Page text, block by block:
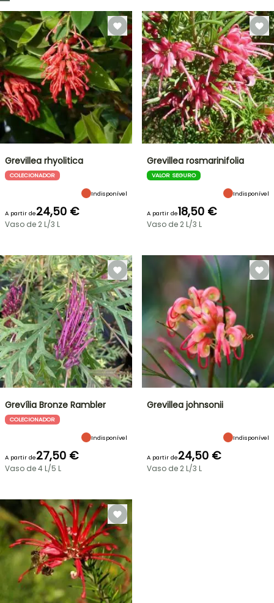
Grevillea rhyolitica
COLECIONADOR
Indisponível
A partir de24,50 €
Vaso de 2 L/3 L
Grevillea rosmarinifolia
VALOR SEGURO
Indisponível
A partir de18,50 €
Vaso de 2 L/3 L
Grevília Bronze Rambler
COLECIONADOR
Indisponível
A partir de27,50 €
Vaso de 4 L/5 L
Grevillea johnsonii
Indisponível
A partir de24,50 €
Vaso de 2 L/3 L